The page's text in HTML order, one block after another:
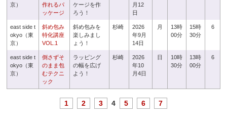
京）
作れるパ
ッケージ
ケージを作
ろう！
月12
日
east side t
okyo（東
京）
斜め包み
特化講座
VOL.1
斜め包みを
楽しみまし
ょう！
杉崎
2026
年9月
14日
月
13時
00分
15時
30分
6
east side t
okyo（東
京）
倒さずそ
のまま包
むテクニ
ック
ラッピング
の幅を広げ
よう！
杉崎
2026
年10
月4日
日
10時
30分
13時
00分
6
1 2 3 4 5 6 7